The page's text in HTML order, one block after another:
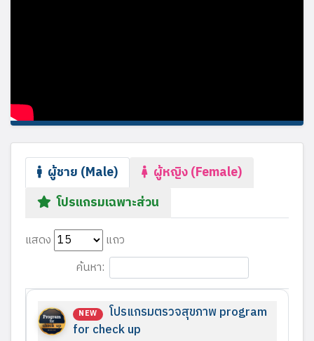
ผู้ชาย (Male)
ผู้หญิง (Female)
โปรแกรมเฉพาะส่วน
แสดง
แถว
ค้นหา:
NEW
โปรแกรมตรวจสุขภาพ program
for check up